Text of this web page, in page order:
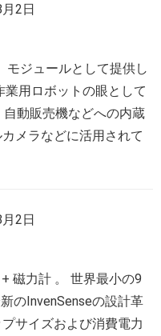
2日
モジュールとして提供し
用ロボットの眼として
動販売機などへの内蔵
メラなどに活用されて
2日
磁力計 。 世界最小の9
のInvenSenseの設計革
サイズおよび消費電力